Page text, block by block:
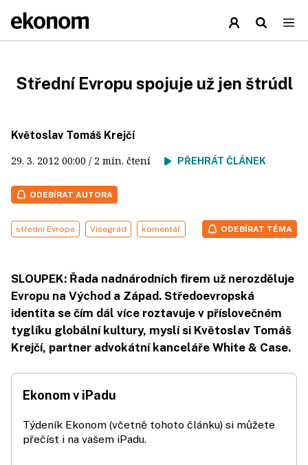
Střední Evropu spojuje už jen štrúdl
Květoslav Tomáš Krejčí
29. 3. 2012 00:00 / 2 min. čtení PŘEHRÁT ČLÁNEK
ODEBÍRAT AUTORA
střední Evropa Visegrád komentář ODEBÍRAT TÉMA
SLOUPEK: Řada nadnárodních firem už nerozděluje
Evropu na Východ a Západ. Středoevropská
identita se čím dál více roztavuje v příslovečném
tyglíku globální kultury, myslí si Květoslav Tomáš
Krejčí, partner advokátní kanceláře White & Case.
Ekonom v iPadu
Týdeník Ekonom (včetně tohoto článku) si můžete
přečíst i na vašem iPadu.